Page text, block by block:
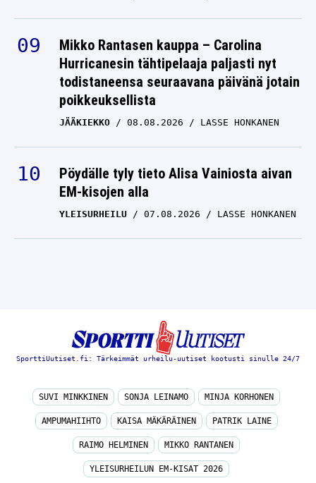
Mikko Rantasen kauppa – Carolina
Hurricanesin tähtipelaaja paljasti nyt
todistaneensa seuraavana päivänä jotain
poikkeuksellista
JÄÄKIEKKO 08.08.2026 LASSE HONKANEN
Pöydälle tyly tieto Alisa Vainiosta aivan
EM-kisojen alla
YLEISURHEILU 07.08.2026 LASSE HONKANEN
SporttiUutiset.fi: Tärkeimmät urheilu-uutiset kootusti sinulle 24/7
SUVI MINKKINEN SONJA LEINAMO MINJA KORHONEN
AMPUMAHIIHTO KAISA MÄKÄRÄINEN PATRIK LAINE
RAIMO HELMINEN MIKKO RANTANEN
YLEISURHEILUN EM-KISAT 2026